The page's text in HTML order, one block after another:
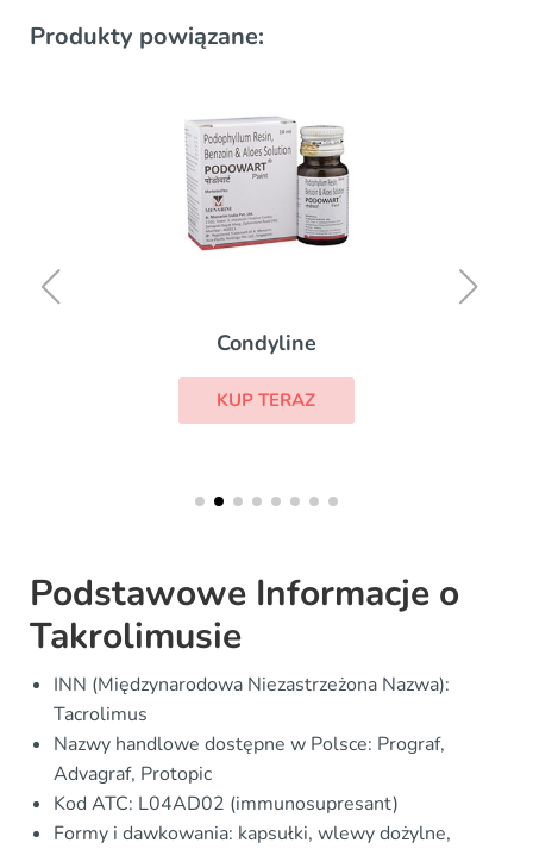
Produkty powiązane:
Condyline
KUP TERAZ
Podstawowe Informacje o
Takrolimusie
INN (Międzynarodowa Niezastrzeżona Nazwa):
Tacrolimus
Nazwy handlowe dostępne w Polsce: Prograf,
Advagraf, Protopic
Kod ATC: L04AD02 (immunosupresant)
Formy i dawkowania: kapsułki, wlewy dożylne,